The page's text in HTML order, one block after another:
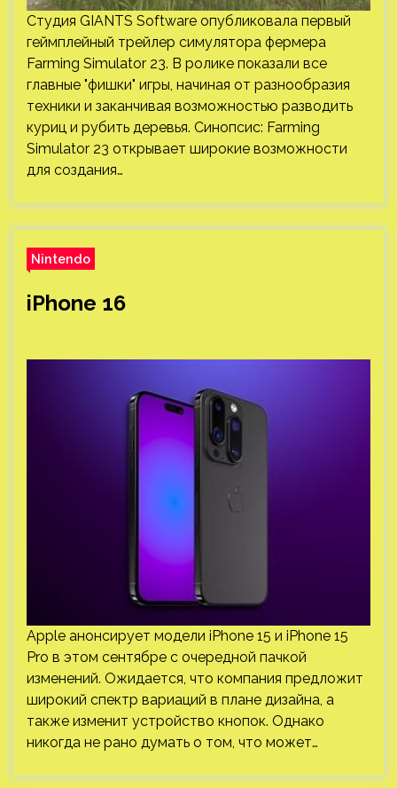
Студия GIANTS Software опубликовала первый
геймплейный трейлер симулятора фермера
Farming Simulator 23. В ролике показали все
главные "фишки" игры, начиная от разнообразия
техники и заканчивая возможностью разводить
куриц и рубить деревья. Синопсис: Farming
Simulator 23 открывает широкие возможности
для создания…
Nintendo
iPhone 16
Apple анонсирует модели iPhone 15 и iPhone 15
Pro в этом сентябре с очередной пачкой
изменений. Ожидается, что компания предложит
широкий спектр вариаций в плане дизайна, а
также изменит устройство кнопок. Однако
никогда не рано думать о том, что может…